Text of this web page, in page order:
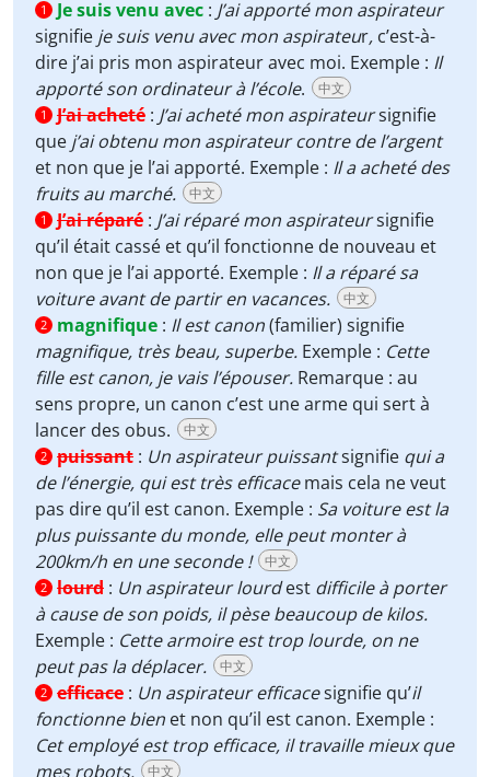
1 Je suis venu avec : J’ai apporté mon aspirateur
signifie je suis venu avec mon aspirateur, c’est-à-
dire j’ai pris mon aspirateur avec moi. Exemple : Il
apporté son ordinateur à l’école. 中文
1 J’ai acheté : J’ai acheté mon aspirateursignifie
que j’ai obtenu mon aspirateur contre de l’argent
et non que je l’ai apporté. Exemple : Il a acheté des
fruits au marché.
中文
1 J’ai réparé : J’ai réparé mon aspirateursignifie
qu’il était cassé et qu’il fonctionne de nouveau et
non que je l’ai apporté. Exemple : Il a réparé sa
voiture avant de partir en vacances.
中文
2 magnifique : Il est canon(familier) signifie
magnifique, très beau, superbe. Exemple : Cette
fille est canon, je vais l’épouser. Remarque : au
sens propre, un canon c’est une arme qui sert à
lancer des obus.
中文
2 puissant : Un aspirateur puissantsignifie qui a
de l’énergie, qui est très efficacemais cela ne veut
pas dire qu’il est canon. Exemple : Sa voiture est la
plus puissante du monde, elle peut monter à
200km/h en une seconde !
中文
2 lourd : Un aspirateur lourdest difficile à porter
à cause de son poids, il pèse beaucoup de kilos.
Exemple : Cette armoire est trop lourde, on ne
peut pas la déplacer.
中文
2 efficace : Un aspirateur efficacesignifie qu’il
fonctionne bien et non qu’il est canon. Exemple :
Cet employé est trop efficace, il travaille mieux que
mes robots.
中文